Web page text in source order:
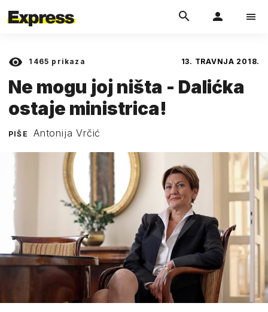
1465 prikaza 13. TRAVNJA 2018.
Ne mogu joj ništa - Dalićka
ostaje ministrica!
PIŠE Antonija Vrčić